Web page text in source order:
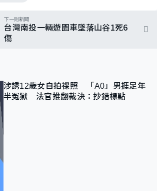
下一則新聞
台灣南投一輛遊園車墜落山谷1死6
傷
涉誘12歲女自拍祼照 「A0」男捱足年
半冤獄 法官推翻裁決：抄錯標點